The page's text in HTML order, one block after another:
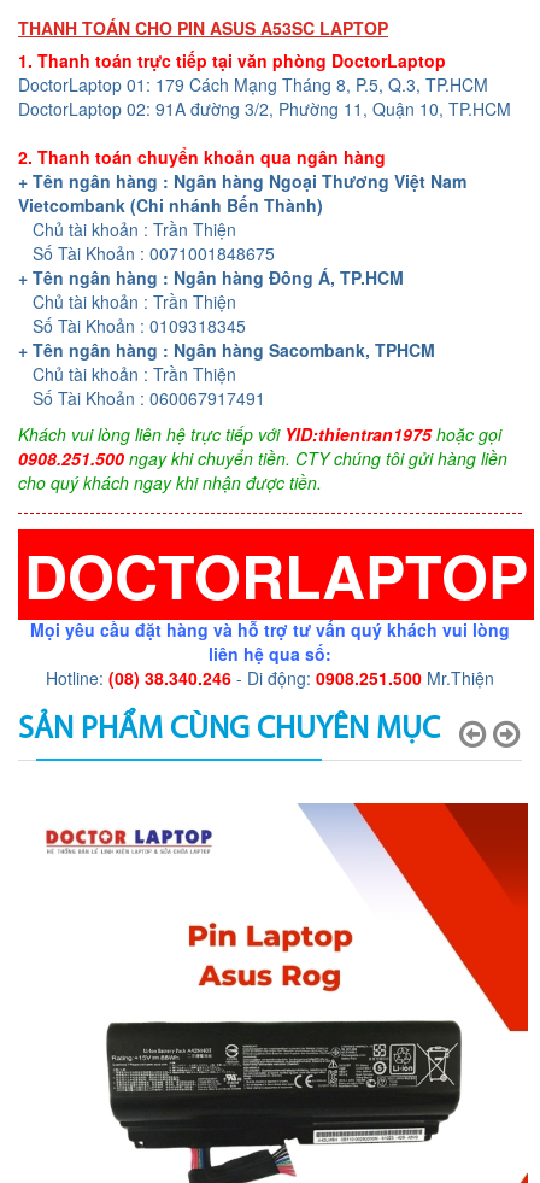
THANH TOÁN CHO PIN ASUS A53SC LAPTOP
1. Thanh toán trực tiếp tại văn phòng DoctorLaptop
DoctorLaptop 01: 179 Cách Mạng Tháng 8, P.5, Q.3, TP.HCM
DoctorLaptop 02: 91A đường 3/2, Phường 11, Quận 10, TP.HCM
2. Thanh toán chuyển khoản qua ngân hàng
+ Tên ngân hàng : Ngân hàng Ngoại Thương Việt Nam
Vietcombank (Chi nhánh Bến Thành)
Chủ tài khoản : Trần Thiện
Số Tài Khoản : 0071001848675
+ Tên ngân hàng : Ngân hàng Đông Á, TP.HCM
Chủ tài khoản : Trần Thiện
Số Tài Khoản : 0109318345
+ Tên ngân hàng : Ngân hàng Sacombank, TPHCM
Chủ tài khoản : Trần Thiện
Số Tài Khoản : 060067917491
Khách vui lòng liên hệ trực tiếp với YID:thientran1975hoặc gọi
0908.251.500 ngay khi chuyển tiền. CTY chúng tôi gửi hàng liền
cho quý khách ngay khi nhận được tiền.
DOCTORLAPTOP
Mọi yêu cầu đặt hàng và hỗ trợ tư vấn quý khách vui lòng
liên hệ qua số:
Hotline: (08) 38.340.246 - Di động: 0908.251.500 Mr.Thiện
SẢN PHẨM CÙNG CHUYÊN MỤC